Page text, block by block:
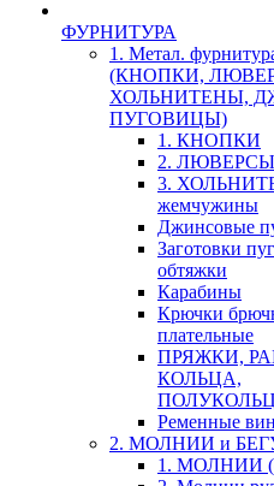
ФУРНИТУРА
1. Метал.
(КНОПКИ,
ХОЛЬНИТЕНЫ,
ПУГОВИЦЫ)
1. КНОПКИ
2. ЛЮВЕРСЫ
3.
жемчужины
Джинсовые
Заготовки
обтяжки
Карабины
Крючки
плательные
ПРЯЖКИ,
КОЛЬЦА,
Ременные
2. МОЛНИИ и
1. МОЛНИИ